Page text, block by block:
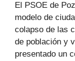
El PSOE de
modelo de
colapso de las
de población y
presentado un